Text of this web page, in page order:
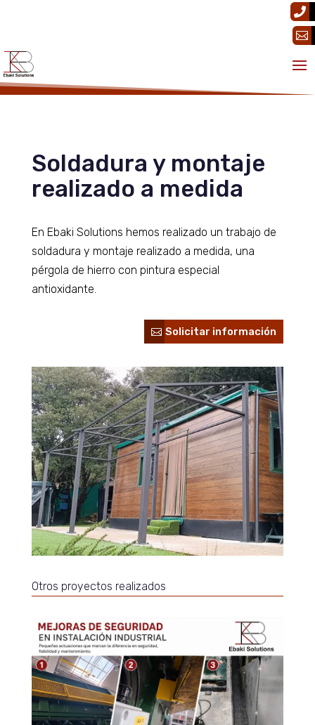


Soldadura y montaje
realizado a medida
En Ebaki Solutions hemos realizado un trabajo de
soldadura y montaje realizado a medida, una
pérgola de hierro con pintura especial
antioxidante.
Solicitar información
Otros proyectos realizados